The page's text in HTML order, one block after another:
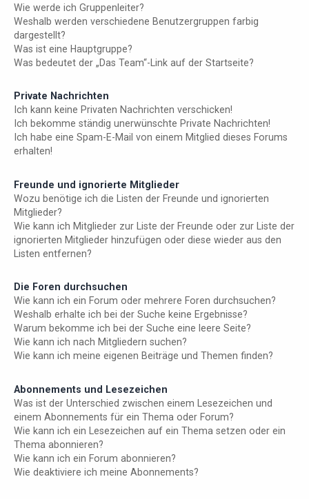
Wie werde ich Gruppenleiter?
Weshalb werden verschiedene Benutzergruppen farbig
dargestellt?
Was ist eine Hauptgruppe?
Was bedeutet der „Das Team“-Link auf der Startseite?
Private Nachrichten
Ich kann keine Privaten Nachrichten verschicken!
Ich bekomme ständig unerwünschte Private Nachrichten!
Ich habe eine Spam-E-Mail von einem Mitglied dieses Forums
erhalten!
Freunde und ignorierte Mitglieder
Wozu benötige ich die Listen der Freunde und ignorierten
Mitglieder?
Wie kann ich Mitglieder zur Liste der Freunde oder zur Liste der
ignorierten Mitglieder hinzufügen oder diese wieder aus den
Listen entfernen?
Die Foren durchsuchen
Wie kann ich ein Forum oder mehrere Foren durchsuchen?
Weshalb erhalte ich bei der Suche keine Ergebnisse?
Warum bekomme ich bei der Suche eine leere Seite?
Wie kann ich nach Mitgliedern suchen?
Wie kann ich meine eigenen Beiträge und Themen finden?
Abonnements und Lesezeichen
Was ist der Unterschied zwischen einem Lesezeichen und
einem Abonnements für ein Thema oder Forum?
Wie kann ich ein Lesezeichen auf ein Thema setzen oder ein
Thema abonnieren?
Wie kann ich ein Forum abonnieren?
Wie deaktiviere ich meine Abonnements?